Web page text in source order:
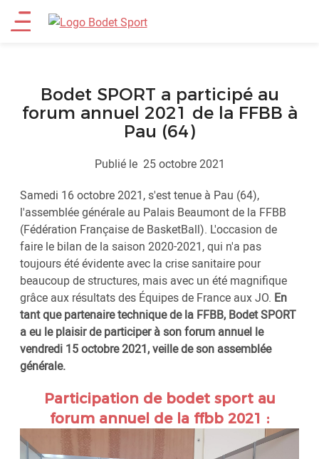
Aller
auMain
Bodet SPORT a participé au
forum annuel 2021 de la FFBB à
Pau (64)
Publié le 25 octobre 2021
Samedi 16 octobre 2021, s'est tenue à Pau (64),
l'assemblée générale au Palais Beaumont de la FFBB
(Fédération Française de BasketBall). L'occasion de
faire le bilan de la saison 2020-2021, qui n'a pas
toujours été évidente avec la crise sanitaire pour
beaucoup de structures, mais avec un été magnifique
grâce aux résultats des Équipes de France aux JO. En
tant que partenaire technique de la FFBB, Bodet SPORT
a eu le plaisir de participer à son forum annuel le
vendredi 15 octobre 2021, veille de son assemblée
générale.
Participation de bodet sport au
forum annuel de la ffbb 2021 :